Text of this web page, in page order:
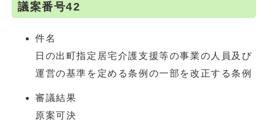
議案番号42
件名
日の出町指定居宅介護支援等の事業の人員及び
運営の基準を定める条例の一部を改正する条例
審議結果
原案可決